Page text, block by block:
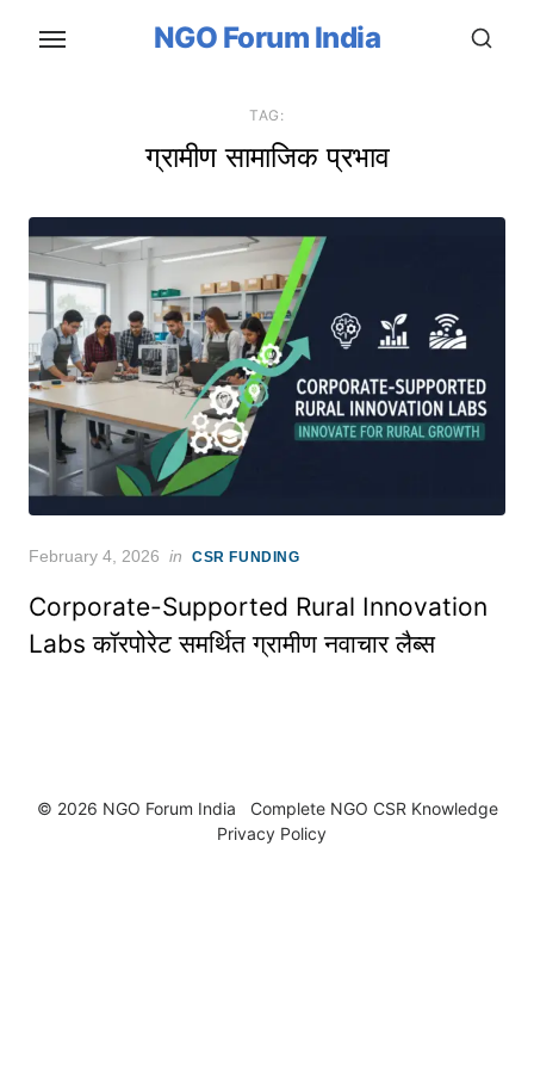
NGO Forum India
TAG:
ग्रामीण सामाजिक प्रभाव
Posted
February 4, 2026 in CSR FUNDING
Corporate-Supported Rural Innovation
Labs कॉरपोरेट समर्थित ग्रामीण नवाचार लैब्स
© 2026 NGO Forum India Complete NGO CSR Knowledge
Privacy Policy